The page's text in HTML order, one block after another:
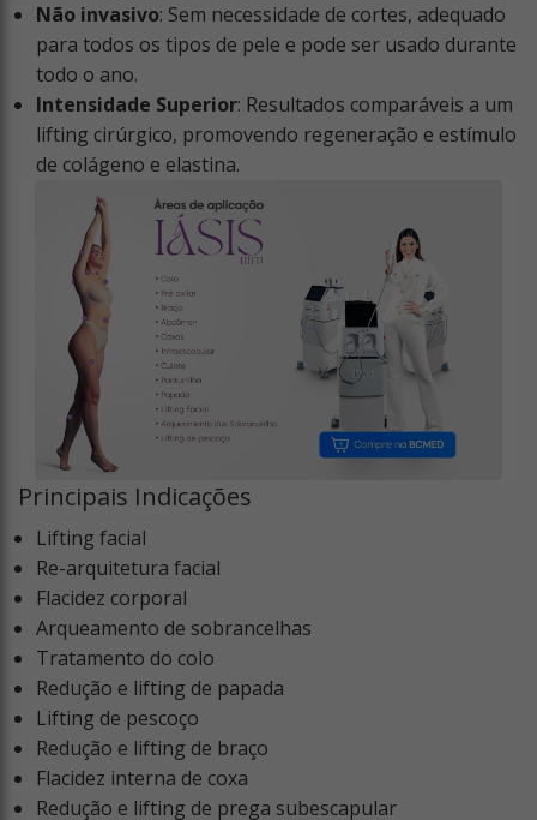
Não invasivo: Sem necessidade de cortes, adequado
para todos os tipos de pele e pode ser usado durante
todo o ano.
Intensidade Superior: Resultados comparáveis a um
lifting cirúrgico, promovendo regeneração e estímulo
de colágeno e elastina.
Principais Indicações
Lifting facial
Re-arquitetura facial
Flacidez corporal
Arqueamento de sobrancelhas
Tratamento do colo
Redução e lifting de papada
Lifting de pescoço
Redução e lifting de braço
Flacidez interna de coxa
Redução e lifting de prega subescapular